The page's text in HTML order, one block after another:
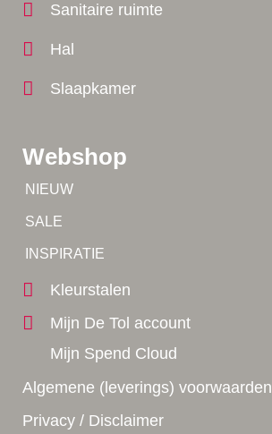
Webshop
NIEUW
SALE
INSPIRATIE
Kleurstalen
Mijn De Tol account
Mijn Spend Cloud
Algemene (leverings) voorwaarden
Privacy / Disclaimer
Sanitaire ruimte
Hal
Slaapkamer